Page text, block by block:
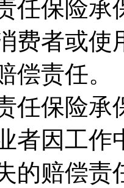
任保险承
费者或使
偿责任。
任保险承
者因工作
的赔偿责